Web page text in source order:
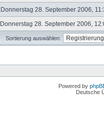
Donnerstag 28. September 2006,
Donnerstag 28. September 2006,
Sortierung auswählen:
Powered by
Deutsche